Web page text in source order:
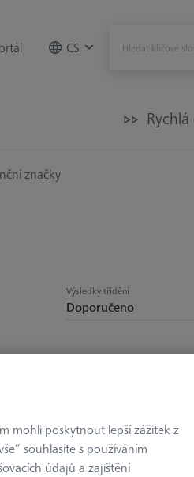
CS
značky
Výsledky třídění
Doporučeno
Pevnost
mohli poskytnout lepší zážitek z
souhlasíte s používáním
údajů a zajištění